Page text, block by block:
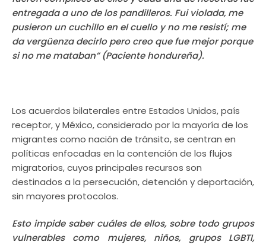
entregada a uno de los pandilleros. Fui violada, me
pusieron un cuchillo en el cuello y no me resistí; me
da vergüenza decirlo pero creo que fue mejor porque
si no me mataban”(Paciente hondureña).
Los acuerdos bilaterales entre Estados Unidos, país
receptor, y México, considerado por la mayoría de los
migrantes como nación de tránsito, se centran en
políticas enfocadas en la contención de los flujos
migratorios, cuyos principales recursos son
destinados a la persecución, detención y deportación,
sin mayores protocolos.
Estoimpide saber cuáles de ellos, sobre todo grupos
vulnerables como mujeres, niños, grupos LGBTI,